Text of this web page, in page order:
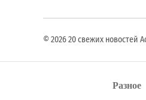
© 2026 20 свежих новостей
Разное